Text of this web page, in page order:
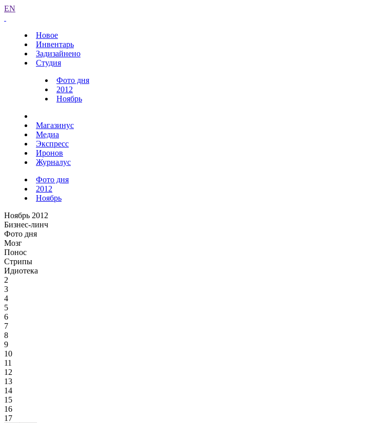
EN
Новое
Инвентарь
Задизайнено
Студия
Фото дня
2012
Ноябрь
Магазинус
Медиа
Экспресс
Иронов
Журналус
Фото дня
2012
Ноябрь
Ноябрь 2012
Бизнес-линч
Фото дня
Мозг
Понос
Стрипы
Идиотека
2
3
4
5
6
7
8
9
10
11
12
13
14
15
16
17